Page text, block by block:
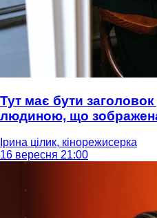
Тут має бути
людиною, що
Ірина цілик, кінорежисерка
16 вересня 21:00